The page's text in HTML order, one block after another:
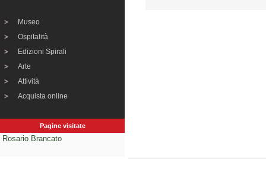
Museo
Ospitalità
Edizioni Spirali
Arte
Attività
Acquista online
Pagine visitate
Rosario Brancato